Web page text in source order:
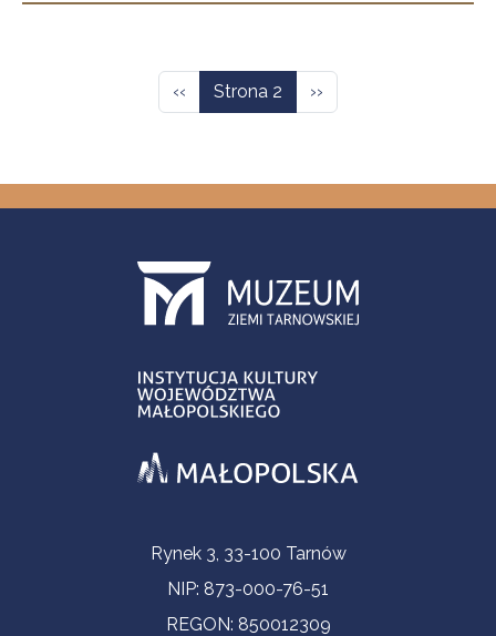
Poprzednia strona
‹‹ Strona 2 Następna strona
››
Informacje kontaktoweRynek 3, 33-100 Tarnów
NIP: 873-000-76-51
REGON: 850012309